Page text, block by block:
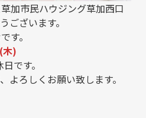
加市民ハウジング草加西口
ございます。
す。
木)
です。
よろしくお願い致します。